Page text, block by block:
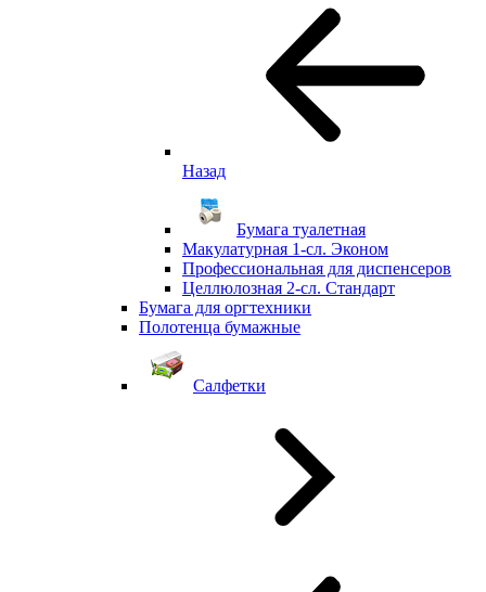
Назад
Бумага туалетная
Макулатурная 1-сл. Эконом
Профессиональная для диспенсеров
Целлюлозная 2-сл. Стандарт
Бумага для оргтехники
Полотенца бумажные
Салфетки